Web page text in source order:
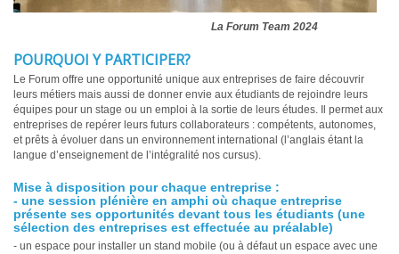
La Forum Team 2024
POURQUOI Y PARTICIPER?
Le Forum offre une opportunité unique aux entreprises de faire découvrir
leurs métiers mais aussi de donner envie aux étudiants de rejoindre leurs
équipes pour un stage ou un emploi à la sortie de leurs études. Il permet aux
entreprises de repérer leurs futurs collaborateurs : compétents, autonomes,
et prêts à évoluer dans un environnement international (l’anglais étant la
langue d’enseignement de l’intégralité nos cursus).
Mise à disposition pour chaque entreprise :
- une session plénière en amphi où chaque entreprise
présente ses opportunités devant tous les étudiants (une
sélection des entreprises est effectuée au préalable)
- un espace pour installer un stand mobile (ou à défaut un espace avec une